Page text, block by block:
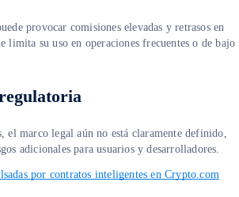
provocar comisiones elevadas y retrasos en
limita su uso en operaciones frecuentes o de bajo
el marco legal aún no está claramente definido,
adicionales para usuarios y desarrolladores.
por contratos inteligentes en Crypto.com